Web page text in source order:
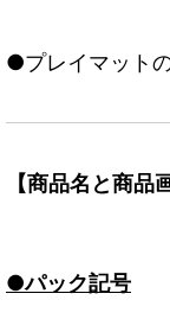
●プレイマット
【商品名と商品
●パック記号